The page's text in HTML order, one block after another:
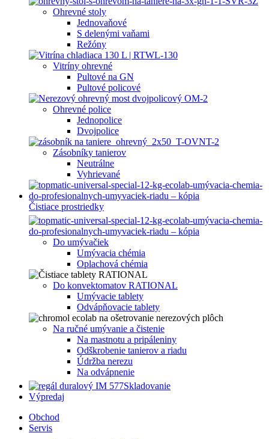
Ohrevné stoly
Jednovaňové
S delenými vaňami
Režóny
Vitríny ohrevné
Pultové na GN
Pultové policové
Ohrevné police
Jednopolice
Dvojpolice
Zásobníky tanierov
Neutrálne
Vyhrievané
Čistiace prostriedky
Do umývačiek
Umývacia chémia
Oplachová chémia
Do konvektomatov RATIONAL
Umývacie tablety
Odvápňovacie tablety
Na ručné umývanie a čistenie
Na mastnotu a pripáleniny
Odškrobenie tanierov a riadu
Údržba nerezu
Na odvápnenie
Skladovanie
Výpredaj
Obchod
Servis